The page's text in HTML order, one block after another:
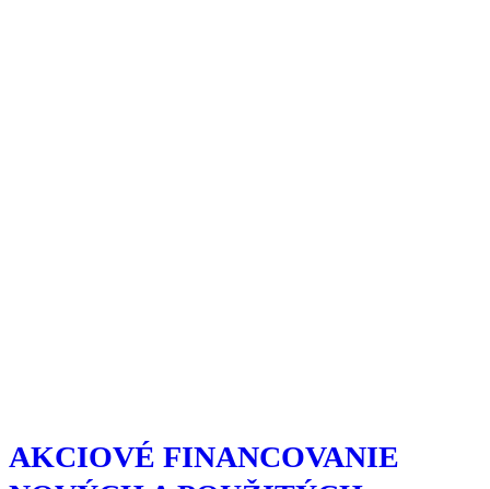
AKCIOVÉ FINANCOVANIE